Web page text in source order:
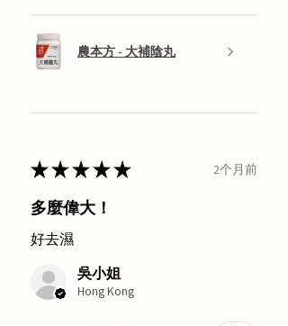
農本方 - 大補陰丸
★★★★★ 2个月前
多麼偉大！
好去濕
吳小姐
Hong Kong